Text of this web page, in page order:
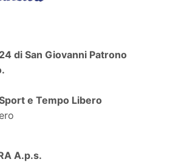
di San Giovanni Patrono
e Tempo Libero
A.p.s.